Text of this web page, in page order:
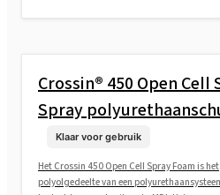
Crossin® 450 Open Cell
Spray
Klaar voor gebruik
Het Crossin 450 Open Cell Spray Foam is het
polyolgedeelte van een